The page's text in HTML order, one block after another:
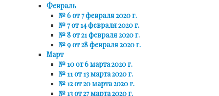
Февраль
№ 6 от 7 февраля 2020 г.
№ 7 от 14 февраля 2020 г.
№ 8 от 21 февраля 2020 г.
№ 9 от 28 февраля 2020 г.
Март
№ 10 от 6 марта 2020 г.
№ 11 от 13 марта 2020 г.
№ 12 от 20 марта 2020 г.
№ 13 от 27 марта 2020 г.